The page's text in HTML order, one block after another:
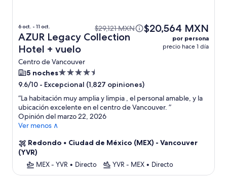
6 oct. - 11 oct.
AZUR Legacy Collection
Hotel + vuelo
Centro de Vancouver
$29,121 MXN $20,564 MXN
por persona
precio hace 1 día
5 nochesPropiedad
de
estrellas
9.6/10 - Excepcional (1,827 opiniones)
“La habitación muy amplia y limpia , el personal amable, y la
ubicación excelente en el centro de Vancouver. ”
Opinión del marzo 22, 2026
Ver menos ∧
Redondo • Ciudad de México (MEX) - Vancouver
(YVR)
MEX - YVR • Directo YVR - MEX • Directo